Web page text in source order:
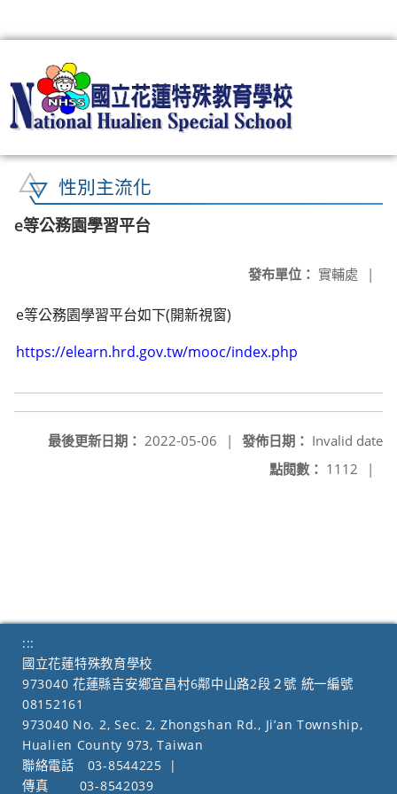
性別主流化
e等公務園學習平台
發布單位： 實輔處 |
e等公務園學習平台如下(開新視窗)
https://elearn.hrd.gov.tw/mooc/index.php
發佈日期： Invalid date
最後更新日期： 2022-05-06
|
點閱數： 1112 |
:::
國立花蓮特殊教育學校
973040 花蓮縣吉安鄉宜昌村6鄰中山路2段２號 統一編號
08152161
973040 No. 2, Sec. 2, Zhongshan Rd., Ji’an Township,
Hualien County 973, Taiwan
聯絡電話
03-8544225
|
傳真
03-8542039